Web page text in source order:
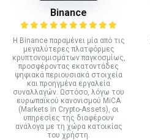
Binance
Η Binance παραμένει μία από τις
μεγαλύτερες πλατφόρμες
κρυπτονομισμάτων παγκοσμίως,
προσφέροντας εκατοντάδες
ψηφιακά περιουσιακά στοιχεία
και προηγμένα εργαλεία
συναλλαγών. Ωστόσο, λόγω του
ευρωπαϊκού κανονισμού MiCA
(Markets in Crypto-Assets), οι
υπηρεσίες της διαφέρουν
ανάλογα με τη χώρα κατοικίας
του χρήστη.